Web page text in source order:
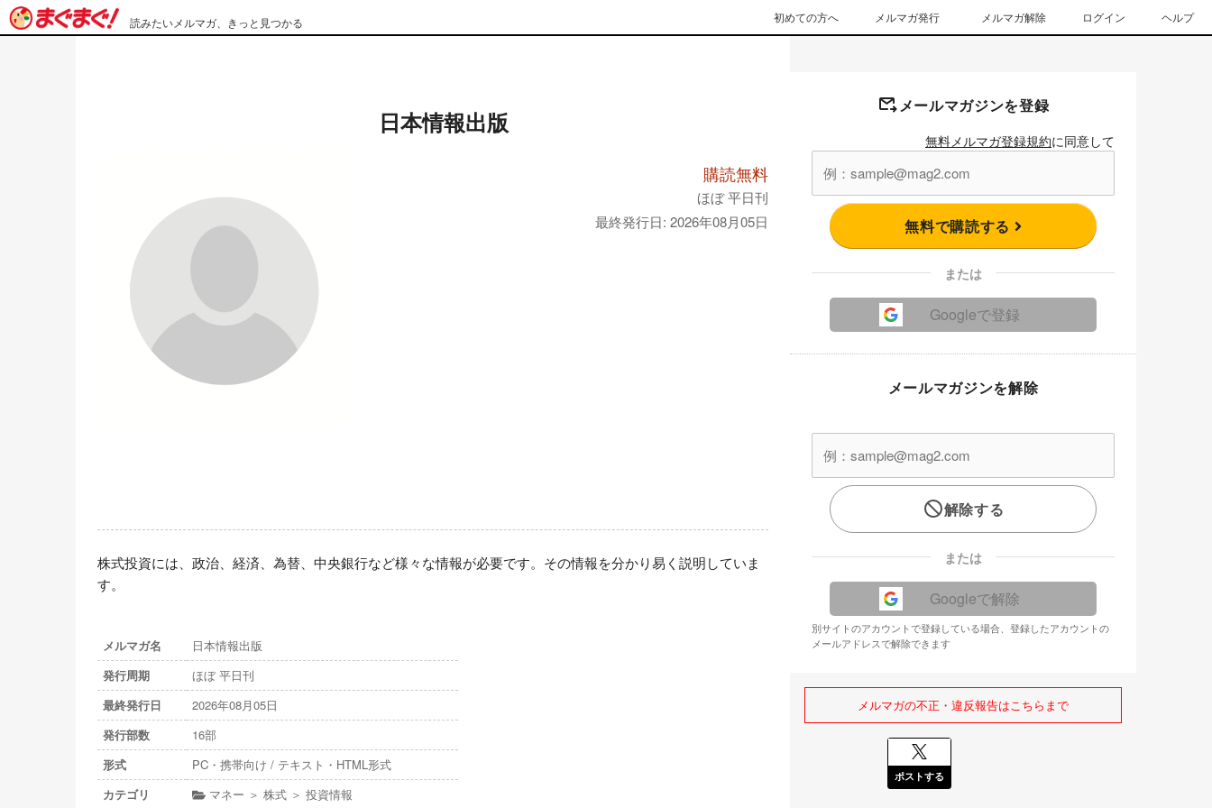
読みたいメルマガ、きっと見つかる 初めての方へ メルマガ発行 メルマガ解除 ログイン ヘルプ
日本情報出版
購読無料
ほぼ 平日刊
最終発行日: 2026年08月05日
株式投資には、政治、経済、為替、中央銀行など様々な情報が必要です。その情報を分かり易く説明していま
す。
メルマガ名
日本情報出版
発行周期
ほぼ 平日刊
最終発行日
2026年08月05日
発行部数
16部
形式
PC・携帯向け / テキスト・HTML形式
カテゴリ
マネー ＞ 株式 ＞ 投資情報
メールマガジンを登録
無料メルマガ登録規約に同意して
無料で購読する
または
Googleで登録
メールマガジンを解除
解除する
または
Googleで解除
別サイトのアカウントで登録している場合、登録したアカウントの
メールアドレスで解除できます
メルマガの不正・違反報告はこちらまで
ポストする